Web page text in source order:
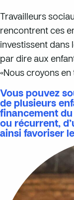
Travailleurs
rencontrent ces
investissent dans
par dire aux
«Nous croyons en
Vous pouvez
de plusieurs
financement
ou récurrent,
ainsi favoriser